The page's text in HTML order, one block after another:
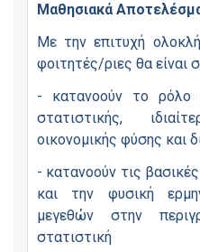
Μαθησιακά
Με την επιτυχή
φοιτητές/ριες θα είναι
- κατανοούν το ρόλο
στατιστικής,
οικονομικής φύσης και
- κατανοούν τις
και την φυσική
μεγεθών στην
στατιστική